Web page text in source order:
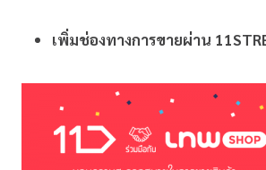
เพิ่มช่องทางการขายผ่าน